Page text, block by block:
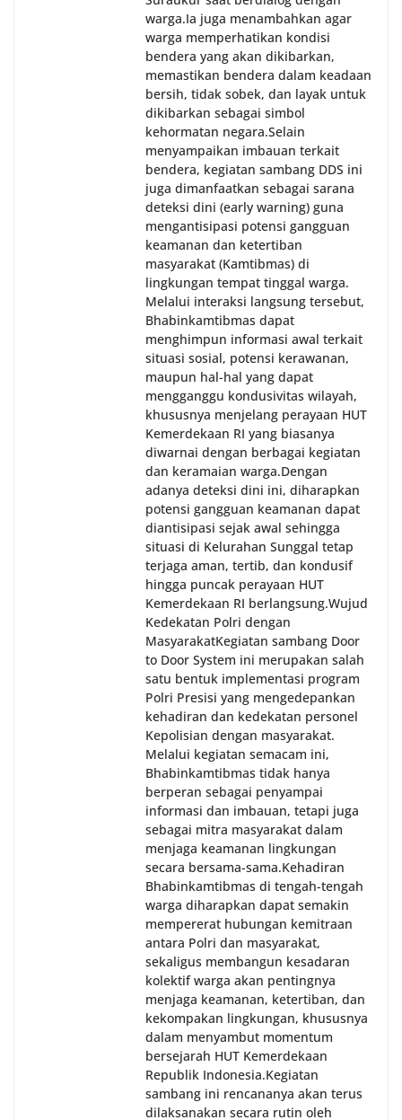
warga.‎‎Ia juga menambahkan agar
warga memperhatikan kondisi
bendera yang akan dikibarkan,
memastikan bendera dalam keadaan
bersih, tidak sobek, dan layak untuk
dikibarkan sebagai simbol
kehormatan negara.‎‎‎Selain
menyampaikan imbauan terkait
bendera, kegiatan sambang DDS ini
juga dimanfaatkan sebagai sarana
deteksi dini (early warning) guna
mengantisipasi potensi gangguan
keamanan dan ketertiban
masyarakat (Kamtibmas) di
lingkungan tempat tinggal warga.
Melalui interaksi langsung tersebut,
Bhabinkamtibmas dapat
menghimpun informasi awal terkait
situasi sosial, potensi kerawanan,
maupun hal-hal yang dapat
mengganggu kondusivitas wilayah,
khususnya menjelang perayaan HUT
Kemerdekaan RI yang biasanya
diwarnai dengan berbagai kegiatan
dan keramaian warga.‎‎Dengan
adanya deteksi dini ini, diharapkan
potensi gangguan keamanan dapat
diantisipasi sejak awal sehingga
situasi di Kelurahan Sunggal tetap
terjaga aman, tertib, dan kondusif
hingga puncak perayaan HUT
Kemerdekaan RI berlangsung.‎‎Wujud
Kedekatan Polri dengan
Masyarakat‎Kegiatan sambang Door
to Door System ini merupakan salah
satu bentuk implementasi program
Polri Presisi yang mengedepankan
kehadiran dan kedekatan personel
Kepolisian dengan masyarakat.
Melalui kegiatan semacam ini,
Bhabinkamtibmas tidak hanya
berperan sebagai penyampai
informasi dan imbauan, tetapi juga
sebagai mitra masyarakat dalam
menjaga keamanan lingkungan
secara bersama-sama.‎‎Kehadiran
Bhabinkamtibmas di tengah-tengah
warga diharapkan dapat semakin
mempererat hubungan kemitraan
antara Polri dan masyarakat,
sekaligus membangun kesadaran
kolektif warga akan pentingnya
menjaga keamanan, ketertiban, dan
kekompakan lingkungan, khususnya
dalam menyambut momentum
bersejarah HUT Kemerdekaan
Republik Indonesia.‎Kegiatan
sambang ini rencananya akan terus
dilaksanakan secara rutin oleh